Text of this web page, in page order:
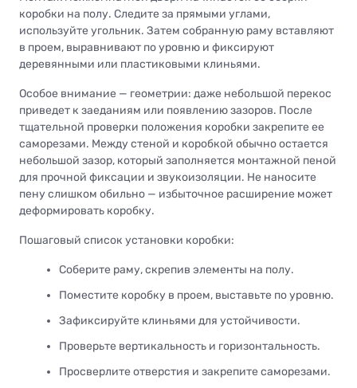
коробки на полу. Следите за прямыми углами,
используйте угольник. Затем собранную раму вставляют
в проем, выравнивают по уровню и фиксируют
деревянными или пластиковыми клиньями.
Особое внимание — геометрии: даже небольшой перекос
приведет к заеданиям или появлению зазоров. После
тщательной проверки положения коробки закрепите ее
саморезами. Между стеной и коробкой обычно остается
небольшой зазор, который заполняется монтажной пеной
для прочной фиксации и звукоизоляции. Не наносите
пену слишком обильно — избыточное расширение может
деформировать коробку.
Пошаговый список установки коробки:
Соберите раму, скрепив элементы на полу.
Поместите коробку в проем, выставьте по уровню.
Зафиксируйте клиньями для устойчивости.
Проверьте вертикальность и горизонтальность.
Просверлите отверстия и закрепите саморезами.